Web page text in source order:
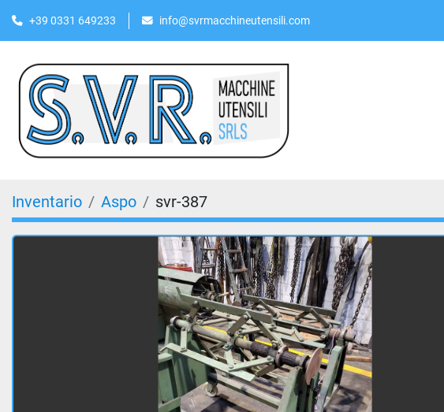
+39 0331 649233 info@svrmacchineutensili.com
Inventario Aspo svr-387